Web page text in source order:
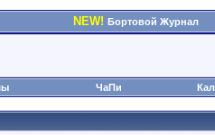
NEW! Бортовой Журнал
ЧаПи